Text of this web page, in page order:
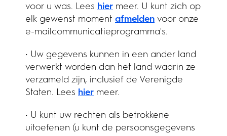
voor u was. Lees hier meer. U kunt zich op
elk gewenst moment afmelden voor onze
e-mailcommunicatieprogramma's.
• Uw gegevens kunnen in een ander land
verwerkt worden dan het land waarin ze
verzameld zijn, inclusief de Verenigde
Staten. Lees hier meer.
• U kunt uw rechten als betrokkene
uitoefenen (u kunt de persoonsgegevens